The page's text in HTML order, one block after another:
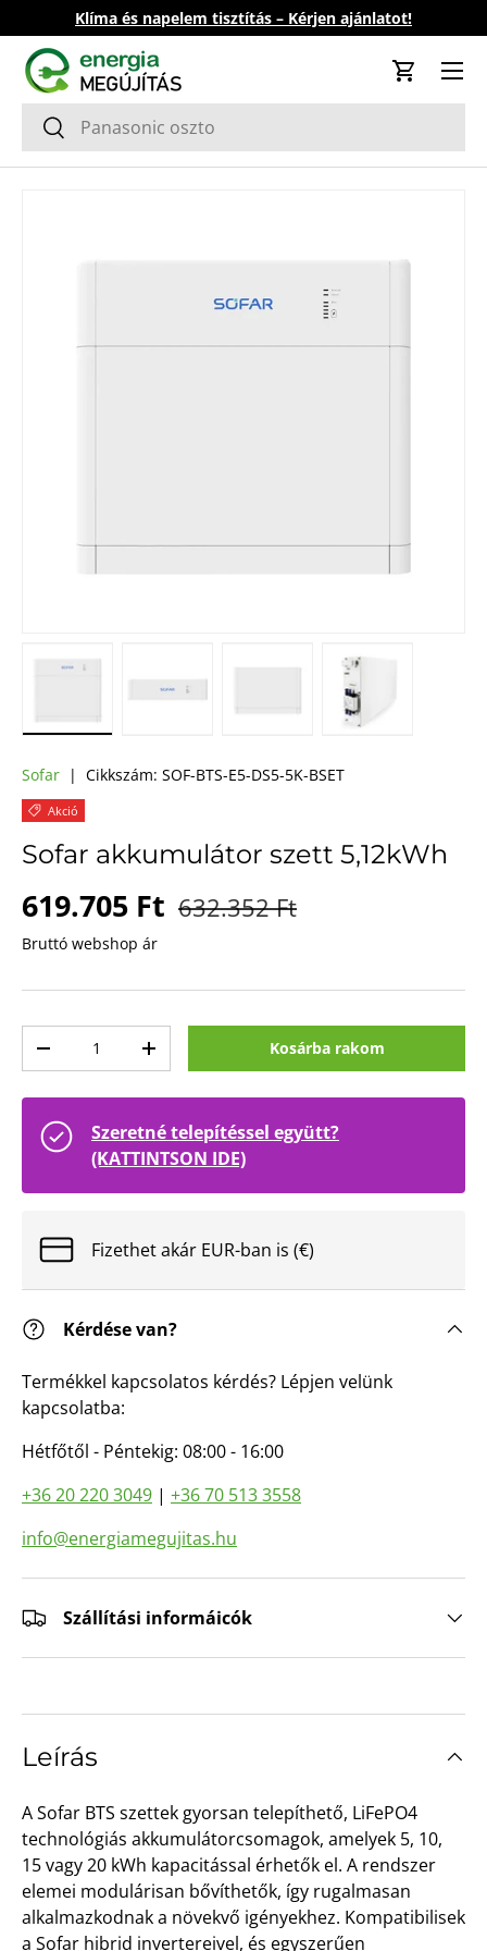
Ugrás a tartalomhoz
Klíma és napelem tisztítás – Kérjen ajánlatot!
Keresés
Keresés
Kosár
Sofar | Cikkszám: SOF-BTS-E5-DS5-5K-BSET
Akció
Sofar akkumulátor szett 5,12kWh
Akciós ár
619.705 Ft Webes ár
632.352 Ft
Bruttó webshop ár
Mennyiség csökkentéseMennyiség növeléseKosárba rakom
Szeretné telepítéssel együtt?
(KATTINTSON IDE)
Fizethet akár EUR-ban is (€)
Kérdése van?
Termékkel kapcsolatos kérdés? Lépjen velünk
kapcsolatba:
Hétfőtől - Péntekig: 08:00 - 16:00
+36 20 220 3049 | +36 70 513 3558
info@energiamegujitas.hu
Szállítási informáicók
Leírás
A Sofar BTS szettek gyorsan telepíthető, LiFePO4
technológiás akkumulátorcsomagok, amelyek 5, 10,
15 vagy 20 kWh kapacitással érhetők el. A rendszer
elemei modulárisan bővíthetők, így rugalmasan
alkalmazkodnak a növekvő igényekhez. Kompatibilisek
a Sofar hibrid invertereivel, és egyszerűen